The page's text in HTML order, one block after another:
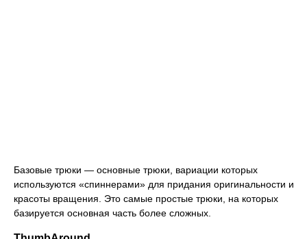
Базовые трюки — основные трюки, вариации которых
используются «спиннерами» для придания оригинальности и
красоты вращения. Это самые простые трюки, на которых
базируется основная часть более сложных.